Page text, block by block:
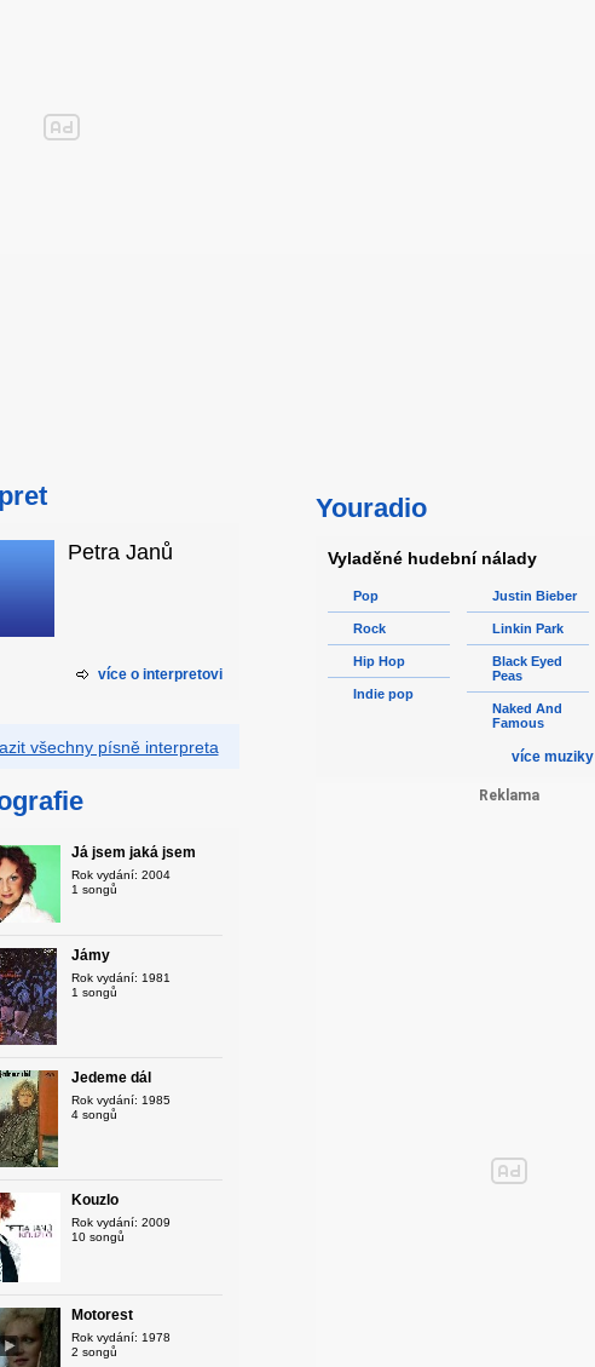
Petra Janů
více o interpretovi
všechny písně interpreta
Já jsem jaká jsem
Rok vydání: 2004
1 songů
Jámy
Rok vydání: 1981
1 songů
Jedeme dál
Rok vydání: 1985
4 songů
Kouzlo
Rok vydání: 2009
10 songů
Motorest
Rok vydání: 1978
2 songů
Youradio
Vyladěné hudební nálady
Pop
Rock
Hip Hop
Indie pop
Justin Bieber
Linkin Park
Black Eyed
Peas
Naked And
Famous
více muziky